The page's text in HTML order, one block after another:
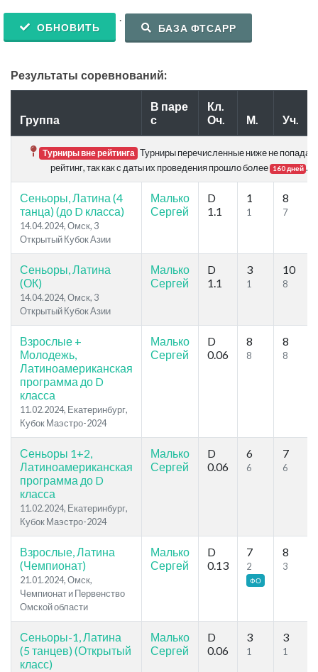
ОБНОВИТЬ
.
БАЗА ФТСАРР
Результаты соревнований:
Группа
В паре
с
Кл.
Оч.
М. Уч.
Турниры вне рейтинга Турниры перечисленные ниже не
рейтинг, так как с даты их проведения прошло более
160 дней .
Сеньоры, Латина (4
танца) (до D класса)
14.04.2024, Омск, 3
Открытый Кубок Азии
Малько
Сергей
D
1.1
1
1
8
7
Сеньоры, Латина
(ОК)
14.04.2024, Омск, 3
Открытый Кубок Азии
Малько
Сергей
D
1.1
3
1
10
8
Взрослые +
Молодежь,
Латиноамериканская
программа до D
класса
11.02.2024, Екатеринбург,
Кубок Маэстро-2024
Малько
Сергей
D
0.06
8
8
8
8
Сеньоры 1+2,
Латиноамериканская
программа до D
класса
11.02.2024, Екатеринбург,
Кубок Маэстро-2024
Малько
Сергей
D
0.06
6
6
7
6
Взрослые, Латина
(Чемпионат)
21.01.2024, Омск,
Чемпионат и Первенство
Омской области
Малько
Сергей
D
0.13
7
2
ФО
8
3
Сеньоры-1, Латина
(5 танцев) (Открытый
класс)
Малько
Сергей
D
0.06
3
1
3
1